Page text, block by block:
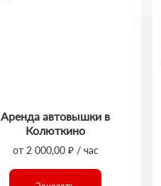
Аренда автовышки в
Колюткино
от 2 000,00 ₽ / час